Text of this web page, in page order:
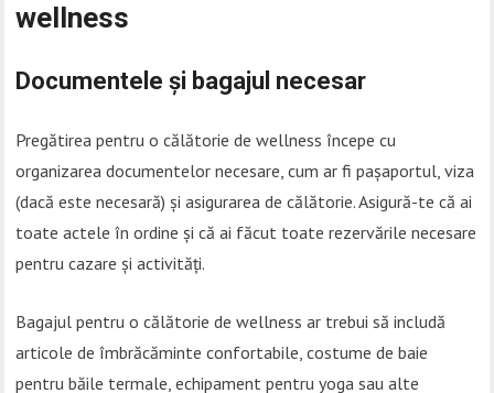
wellness
Documentele și bagajul necesar
Pregătirea pentru o călătorie de wellness începe cu
organizarea documentelor necesare, cum ar fi pașaportul, viza
(dacă este necesară) și asigurarea de călătorie. Asigură-te că ai
toate actele în ordine și că ai făcut toate rezervările necesare
pentru cazare și activități.
Bagajul pentru o călătorie de wellness ar trebui să includă
articole de îmbrăcăminte confortabile, costume de baie
pentru băile termale, echipament pentru yoga sau alte